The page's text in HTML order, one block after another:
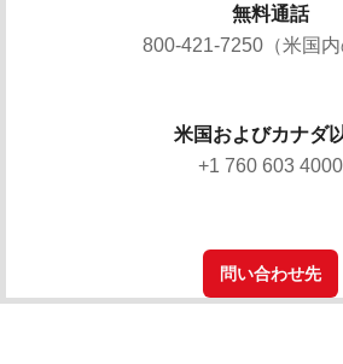
無料通話
800-421-7250（米国内
米国およびカナダ
+1 760 603 4000
問い合わせ先